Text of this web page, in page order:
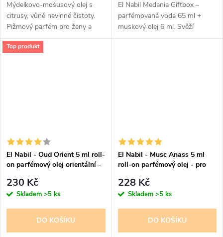
Mýdelkovo-mošusový olej s
citrusy, vůně nevinné čistoty.
Pižmový parfém pro ženy a
dívky.
El Nabil Medania Giftbox –
parfémovaná voda 65 ml +
muskový olej 6 ml. Svěží
ovocně-květinová vůně s tóny
Top produkt
El Nabil - Oud Orient 5 ml roll-
on parfémový olej orientální -
230 Kč
Skladem >5 ks
DO KOŠÍKU
El Nabil - Musc Anass 5 ml
roll-on parfémový olej - pro
228 Kč
Skladem >5 ks
DO KOŠÍKU